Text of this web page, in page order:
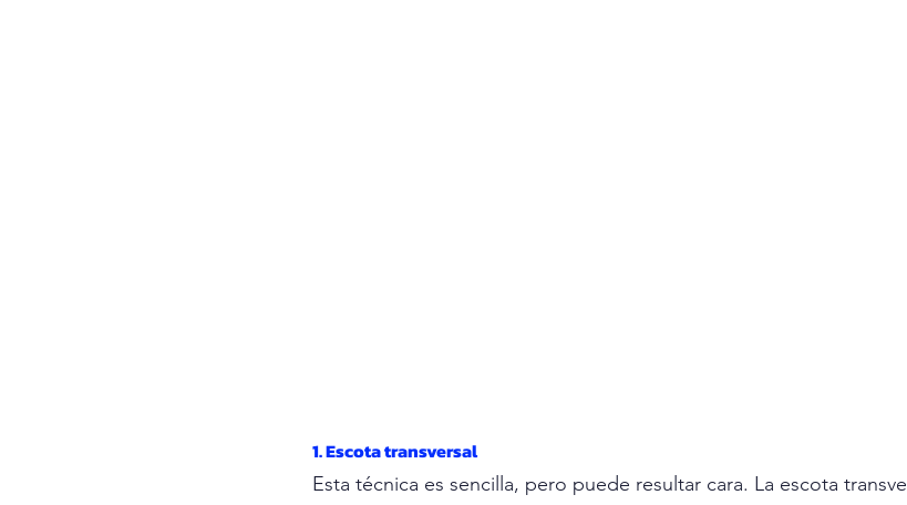
1. Escota transversal
Esta técnica es sencilla, pero puede resultar cara. La escota